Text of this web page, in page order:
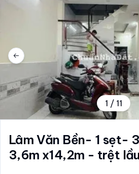
Previous slide
1 / 11
Lâm Văn Bền- 1 sẹt-
3,6m x14,2m - trệt